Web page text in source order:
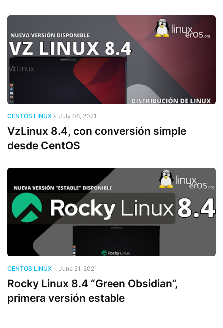
CENTOS LINUX - July 08, 2021
VzLinux 8.4, con conversión simple
desde CentOS
CENTOS LINUX - June 21, 2021
Rocky Linux 8.4 “Green Obsidian”,
primera versión estable